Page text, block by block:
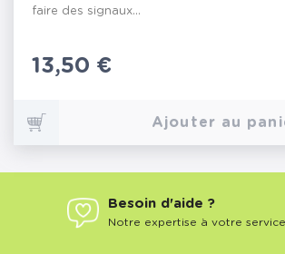
faire des signaux...
Prix
13,50 €
Ajouter au
Besoin d'aide ?
Notre expertise à votre service